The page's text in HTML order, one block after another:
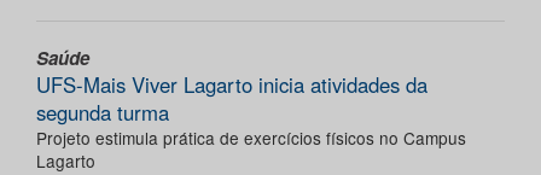
Saúde
UFS-Mais Viver Lagarto inicia atividades da
segunda turma
Projeto estimula prática de exercícios físicos no Campus
Lagarto